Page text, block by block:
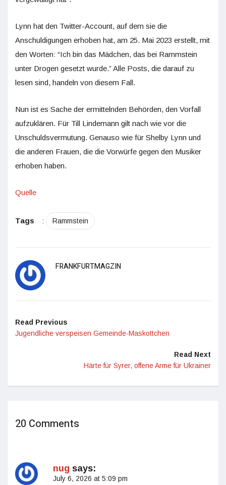
Lynn hat den Twitter-Account, auf dem sie die
Anschuldigungen erhoben hat, am 25. Mai 2023 erstellt, mit
den Worten: “Ich bin das Mädchen, das bei Rammstein
unter Drogen gesetzt wurde.” Alle Posts, die darauf zu
lesen sind, handeln von diesem Fall.
Nun ist es Sache der ermittelnden Behörden, den Vorfall
aufzuklären. Für Till Lindemann gilt nach wie vor die
Unschuldsvermutung. Genauso wie für Shelby Lynn und
die anderen Frauen, die die Vorwürfe gegen den Musiker
erhoben haben.
Quelle
Tags : Rammstein
FRANKFURTMAGZIN
Read Previous
Jugendliche verspeisen Gemeinde-Maskottchen
Read Next
Härte für Syrer, offene Arme für Ukrainer
20 Comments
nug says:
July 6, 2026 at 5:09 pm